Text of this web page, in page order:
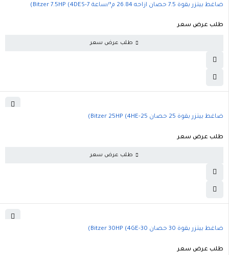
ضاغط بيتزر بقوة 7.5 حصان ازاحه 26.84 م³/ساعة Bitzer 7.5HP (4DES-7)
طلب عرض سعر
طلب عرض سعر
ضاغط بيتزر بقوة 25 حصان Bitzer 25HP (4HE-25)
طلب عرض سعر
طلب عرض سعر
ضاغط بيتزر بقوة 30 حصان Bitzer 30HP (4GE-30)
طلب عرض سعر